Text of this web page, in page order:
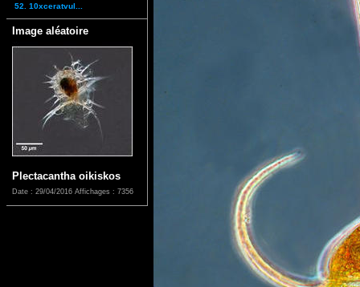
52. 10xceratvul...
Image aléatoire
Plectacantha oikiskos
Date : 29/04/2016 Affichages : 7356